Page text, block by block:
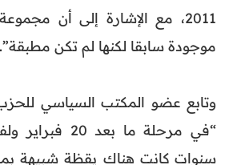
2011، مع الإشارة إلى أن
موجودة سابقا لكنها لم تكن مطبقة”.
وتابع عضو المكتب السياسي
سنوات كانت هناك يقظة شبيهة بما